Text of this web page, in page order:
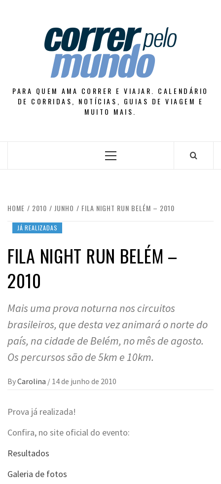
PARA QUEM AMA CORRER E VIAJAR. CALENDÁRIO
DE CORRIDAS, NOTÍCIAS, GUIAS DE VIAGEM E
MUITO MAIS.
Primary
HOME 2010 JUNHO FILA NIGHT RUN BELÉM – 2010
JÁ REALIZADAS
FILA NIGHT RUN BELÉM –
2010
Mais uma prova noturna nos circuitos
brasileiros, que desta vez animará o norte do
país, na cidade de Belém, no mês de agosto.
Os percursos são de 5km e 10km.
ByCarolina / 14 de junho de 2010
Prova já realizada!
Confira, no site oficial do evento:
Resultados
Galeria de fotos